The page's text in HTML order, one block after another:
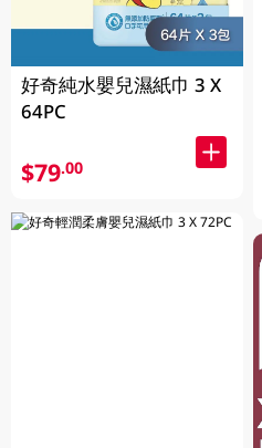
好奇純水嬰兒濕紙巾 3 X
64PC
$79.00